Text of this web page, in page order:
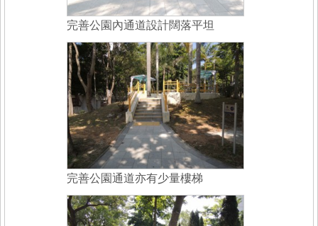
完善公園內通道設計闊落平坦
完善公園通道亦有少量樓梯